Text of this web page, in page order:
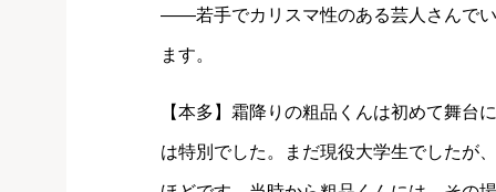
――若手でカリスマ性のある芸人さんで
ます。
【本多】霜降りの粗品くんは初めて舞台
は特別でした。まだ現役大学生でしたが